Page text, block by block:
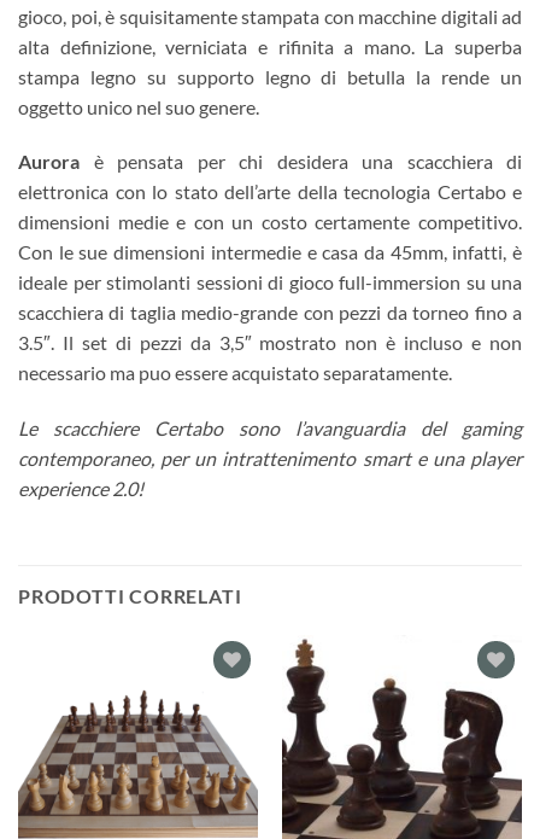
gioco, poi, è squisitamente stampata con macchine digitali ad
alta definizione, verniciata e rifinita a mano. La superba
stampa legno su supporto legno di betulla la rende un
oggetto unico nel suo genere.
Aurora è pensata per chi desidera una scacchiera di
elettronica con lo stato dell’arte della tecnologia Certabo e
dimensioni medie e con un costo certamente competitivo.
Con le sue dimensioni intermedie e casa da 45mm, infatti, è
ideale per stimolanti sessioni di gioco full-immersion su una
scacchiera di taglia medio-grande con pezzi da torneo fino a
3.5″. Il set di pezzi da 3,5″ mostrato non è incluso e non
necessario ma puo essere acquistato separatamente.
Le scacchiere Certabo sono l’avanguardia del gaming
contemporaneo, per un intrattenimento smart e una player
experience 2.0!
PRODOTTI CORRELATI
alla lista
dei
desideri
Aggiungi
alla lista
desideri